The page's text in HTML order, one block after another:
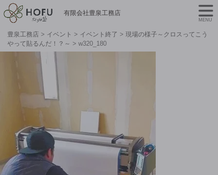
有限会社豊泉工務店
豊泉工務店 > イベント > イベント終了 > 現場の様子～クロスってこう
やって貼るんだ！？～ > w320_180
MENU